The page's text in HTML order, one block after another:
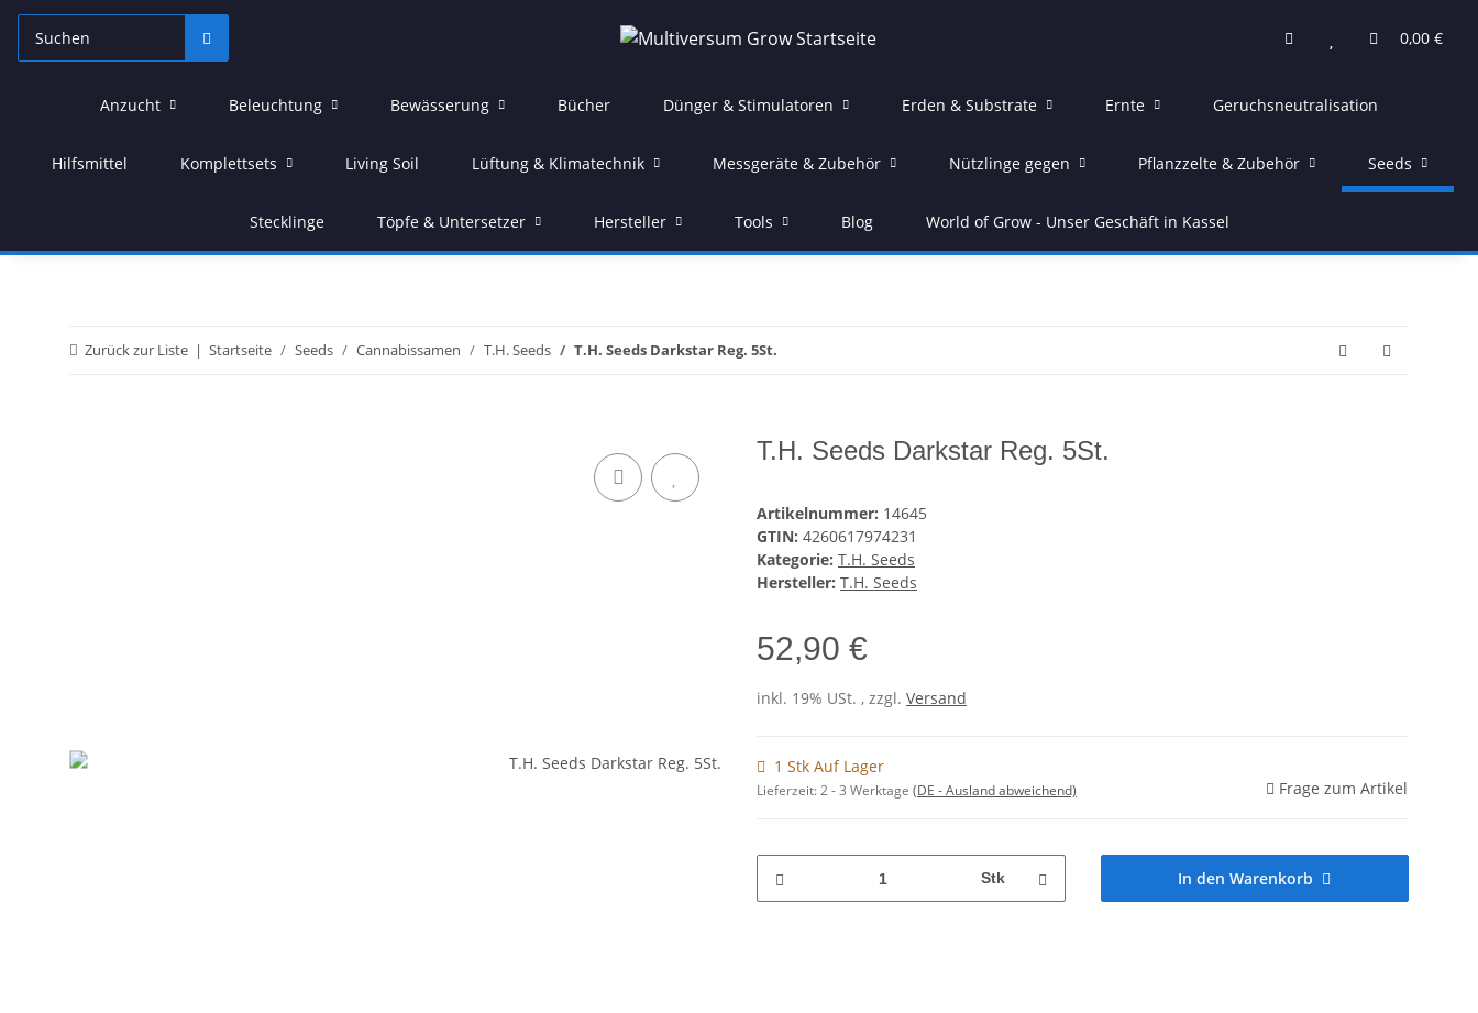
0,00 €
Anzucht Beleuchtung Bewässerung Bücher Dünger & Stimulatoren Erden & Substrate Ernte Geruchsneutralisation
Hilfsmittel Komplettsets Living Soil Lüftung & Klimatechnik Messgeräte & Zubehör Nützlinge gegen Pflanzzelte & Zubehör Seeds
Stecklinge Töpfe & Untersetzer Hersteller Tools Blog World of Grow - Unser Geschäft in Kassel
Zurück zur Liste Startseite Seeds Cannabissamen T.H. Seeds T.H. Seeds Darkstar Reg. 5St.
T.H. Seeds Darkstar Reg. 5St.
Artikelnummer: 14645
GTIN: 4260617974231
Kategorie: T.H. Seeds
Hersteller: T.H. Seeds
52,90 €
inkl. 19% USt. , zzgl. Versand
1 Stk Auf Lager
Lieferzeit:2 - 3 Werktage (DE - Ausland abweichend) Frage zum Artikel
Stk In den Warenkorb